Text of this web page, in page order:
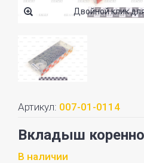
Двойной клик
Артикул: 007-01-0114
Вкладыш
В наличии